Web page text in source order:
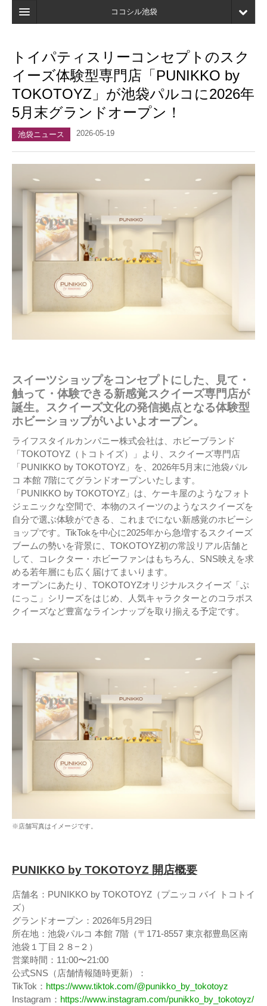
ココシル池袋
検索
店舗・施設最新情報
口コミ
マイページ
トイパティスリーコンセプトのスク
イーズ体験型専門店「PUNIKKO by
TOKOTOYZ」が池袋パルコに2026年
5月末グランドオープン！
池袋ニュース 2026-05-19
スイーツショップをコンセプトにした、見て・
触って・体験できる新感覚スクイーズ専門店が
誕生。スクイーズ文化の発信拠点となる体験型
ホビーショップがいよいよオープン。
ライフスタイルカンパニー株式会社は、ホビーブランド
「TOKOTOYZ（トコトイズ）」より、スクイーズ専門店
「PUNIKKO by TOKOTOYZ」を、2026年5月末に池袋パル
コ 本館 7階にてグランドオープンいたします。
「PUNIKKO by TOKOTOYZ」は、ケーキ屋のようなフォト
ジェニックな空間で、本物のスイーツのようなスクイーズを
自分で選ぶ体験ができる、これまでにない新感覚のホビーシ
ョップです。TikTokを中心に2025年から急増するスクイーズ
ブームの勢いを背景に、TOKOTOYZ初の常設リアル店舗と
して、コレクター・ホビーファンはもちろん、SNS映えを求
める若年層にも広く届けてまいります。
オープンにあたり、TOKOTOYZオリジナルスクイーズ「ぷ
にっこ」シリーズをはじめ、人気キャラクターとのコラボス
クイーズなど豊富なラインナップを取り揃える予定です。
※店舗写真はイメージです。
PUNIKKO by TOKOTOYZ 開店概要
店舗名：PUNIKKO by TOKOTOYZ（プニッコ バイ トコトイ
ズ）
グランドオープン：2026年5月29日
所在地：池袋パルコ 本館 7階（〒171-8557 東京都豊島区南
池袋１丁目２８−２）
営業時間：11:00〜21:00
公式SNS（店舗情報随時更新）：
TikTok： https://www.tiktok.com/@punikko_by_tokotoyz
Instagram： https://www.instagram.com/punikko_by_tokotoyz/